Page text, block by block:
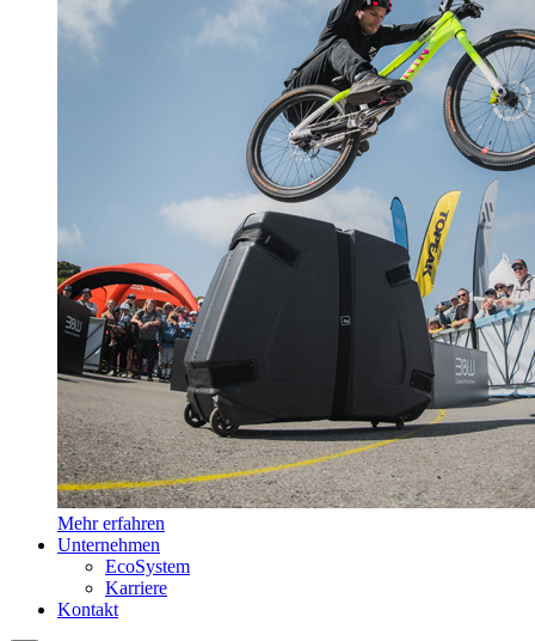
Mehr erfahren
Unternehmen
EcoSystem
Karriere
Kontakt